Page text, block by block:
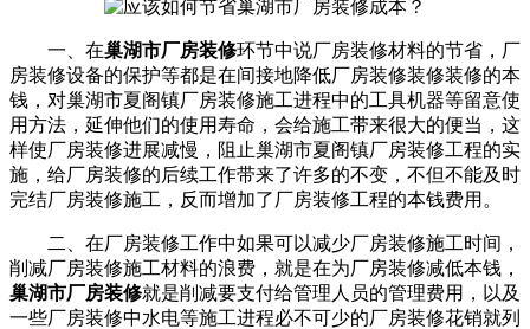
一、在巢湖市厂房装修环节中说厂房装修材料的节省，厂
房装修设备的保护等都是在间接地降低厂房装修装修装修的本
钱，对巢湖市夏阁镇厂房装修施工进程中的工具机器等留意使
用方法，延伸他们的使用寿命，会给施工带来很大的便当，这
样使厂房装修进展减慢，阻止巢湖市夏阁镇厂房装修工程的实
施，给厂房装修的后续工作带来了许多的不变，不但不能及时
完结厂房装修施工，反而增加了厂房装修工程的本钱费用。
二、在厂房装修工作中如果可以减少厂房装修施工时间，
削减厂房装修施工材料的浪费，就是在为厂房装修减低本钱，
巢湖市厂房装修就是削减要支付给管理人员的管理费用，以及
一些厂房装修中水电等施工进程必不可少的厂房装修花销就列